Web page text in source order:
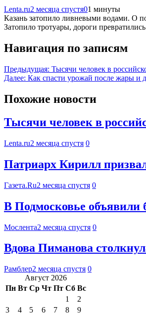
Lenta.ru2 месяца спустя01 минуты
Казань затопило ливневыми водами. О
Затопило тротуары, дороги
Навигация по записям
Предыдущая: Тысячи человек в
Далее: Как спасти урожай после жары и
Похожие новости
Тысячи человек в
Lenta.ru2 месяца спустя 0
Патриарх Кирилл
Газета.Ru2 месяца спустя 0
В Подмосковье объявили
Мослента2 месяца спустя 0
Вдова Пиманова
Рамблер2 месяца спустя 0
Август 2026
Пн Вт Ср Чт Пт Сб Вс
1
2
3
4 5 6 7 8
9